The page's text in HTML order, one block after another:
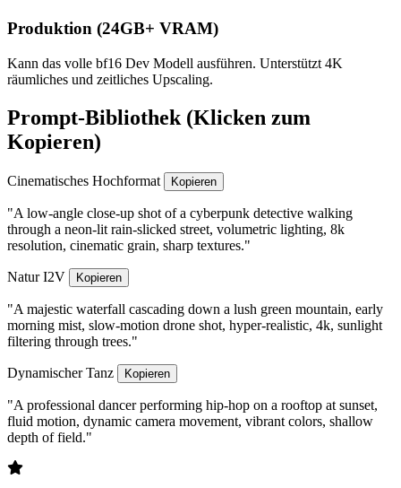
Produktion (24GB+ VRAM)
Kann das volle bf16 Dev Modell ausführen. Unterstützt 4K
räumliches und zeitliches Upscaling.
Prompt-Bibliothek (Klicken zum
Kopieren)
Cinematisches Hochformat Kopieren
"A low-angle close-up shot of a cyberpunk detective walking
through a neon-lit rain-slicked street, volumetric lighting, 8k
resolution, cinematic grain, sharp textures."
Natur I2V Kopieren
"A majestic waterfall cascading down a lush green mountain, early
morning mist, slow-motion drone shot, hyper-realistic, 4k, sunlight
filtering through trees."
Dynamischer Tanz Kopieren
"A professional dancer performing hip-hop on a rooftop at sunset,
fluid motion, dynamic camera movement, vibrant colors, shallow
depth of field."